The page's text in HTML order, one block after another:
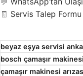
🧾 Servis Talep Formu
beyaz eşya servisi
bosch çamaşır
çamaşır makinesi